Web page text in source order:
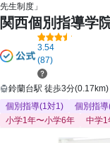
先生制度」
関西個別指導学
3.54
(87)
鈴蘭台駅 徒歩3分(0.17km)
個別指導(1対1)
個別指
小学1年〜小学6年
中学1